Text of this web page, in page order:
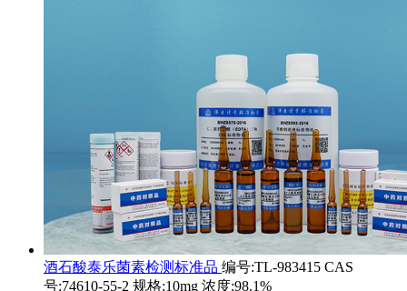
酒石酸泰乐菌素检测标准品 编号:TL-983415 CAS
号:74610-55-2 规格:10mg 浓度:98.1%